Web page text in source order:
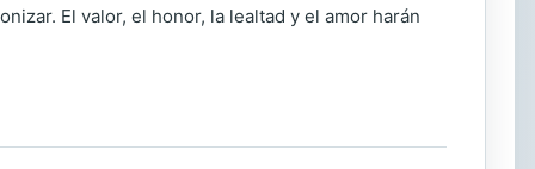
El valor, el honor, la lealtad y el amor harán